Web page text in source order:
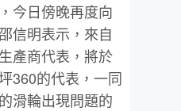
今日傍晚再度向
信明表示，來自
產商代表，將於
360的代表，一同
滑輪出現問題的